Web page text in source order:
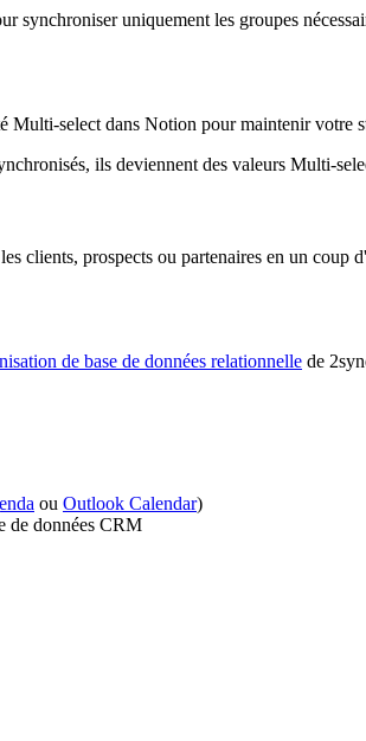
synchroniser uniquement les groupes
Multi-select dans Notion pour maintenir votre
ils deviennent des valeurs Multi-
clients, prospects ou partenaires en un coup
de base de données relationnelle de
ou Outlook Calendar)
de données CRM